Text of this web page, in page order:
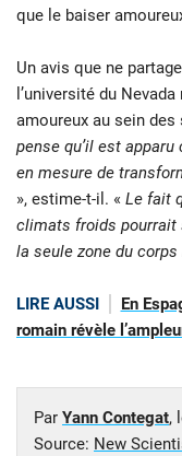
que le baiser
Un avis que ne
l’université du
amoureux au sein
pense qu’il est
en mesure de
», estime-t-il. « Le fait
climats froids pourrait
la seule zone du
LIRE AUSSI
En
romain révèle
Par Yann Contegat,
Source: New